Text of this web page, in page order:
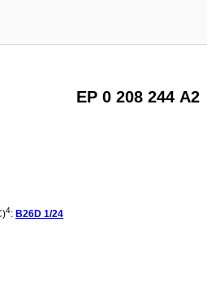
EP 0 208 244 A2
4: B26D 1/24